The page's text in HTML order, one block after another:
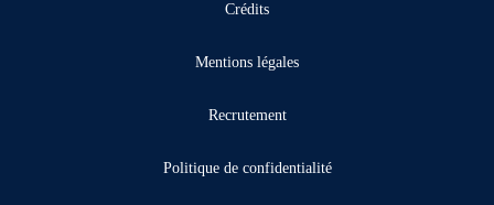
Crédits
Mentions légales
Recrutement
Politique de confidentialité